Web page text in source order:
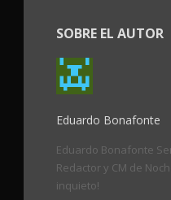
SOBRE EL AUTOR
Eduardo Bonafonte
Eduardo Bonafonte
Redactor y CM de
inquieto!